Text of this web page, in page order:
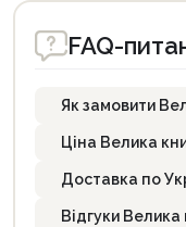
FAQ-
Як замовити
Ціна Велика
Доставка по
Відгуки Велика